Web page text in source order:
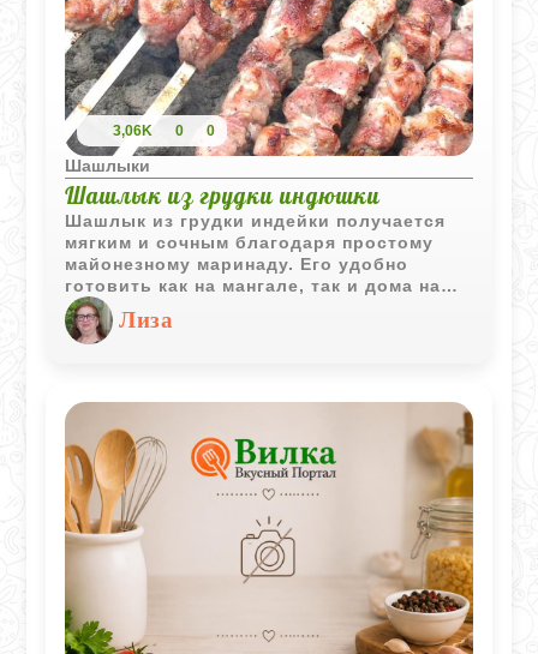
3,06K 0 0
Шашлыки
Шашлык из грудки индюшки
Шашлык из грудки индейки получается
мягким и сочным благодаря простому
майонезному маринаду. Его удобно
готовить как на мангале, так и дома на
рифлёной сковороде, а лёгкое мясо
отлично сочетается со свежими
овощами.
Лиза